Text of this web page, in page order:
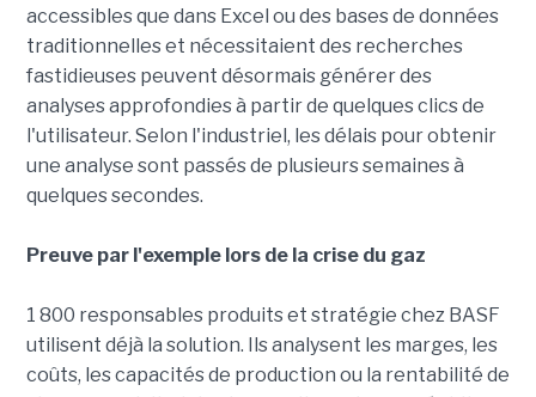
accessibles que dans Excel ou des bases de données
traditionnelles et nécessitaient des recherches
fastidieuses peuvent désormais générer des
analyses approfondies à partir de quelques clics de
l'utilisateur. Selon l'industriel, les délais pour obtenir
une analyse sont passés de plusieurs semaines à
quelques secondes.
Preuve par l'exemple lors de la crise du gaz
1 800 responsables produits et stratégie chez BASF
utilisent déjà la solution. Ils analysent les marges, les
coûts, les capacités de production ou la rentabilité de